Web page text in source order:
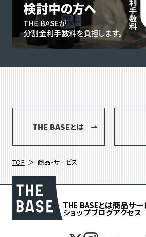
THE BASEとは
TOP 商品・サービス
THE BASEとは商品サー
ショップブログアクセス